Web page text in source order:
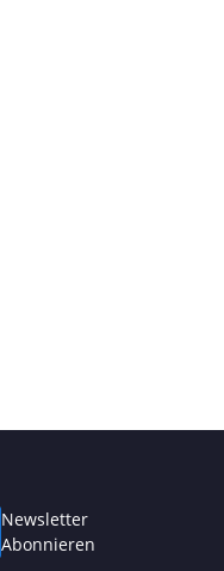
Newsletter
Abonnieren